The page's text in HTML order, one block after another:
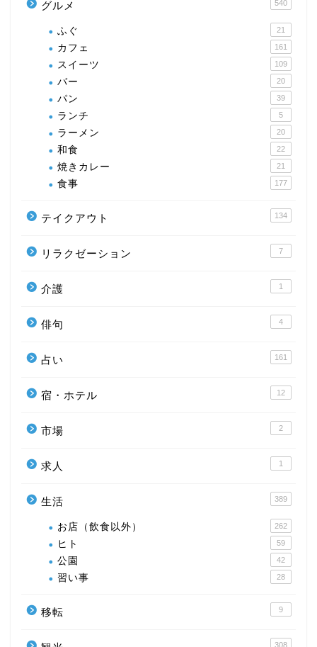
グルメ 540
ふぐ 21
カフェ 161
スイーツ 109
バー 20
パン 39
ランチ 5
ラーメン 20
和食 22
焼きカレー 21
食事 177
テイクアウト 134
リラクゼーション 7
介護 1
俳句 4
占い 161
宿・ホテル 12
市場 2
求人 1
生活 389
お店（飲食以外） 262
ヒト 59
公園 42
習い事 28
移転 9
308